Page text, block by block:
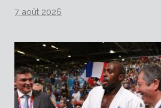
7 août 2026